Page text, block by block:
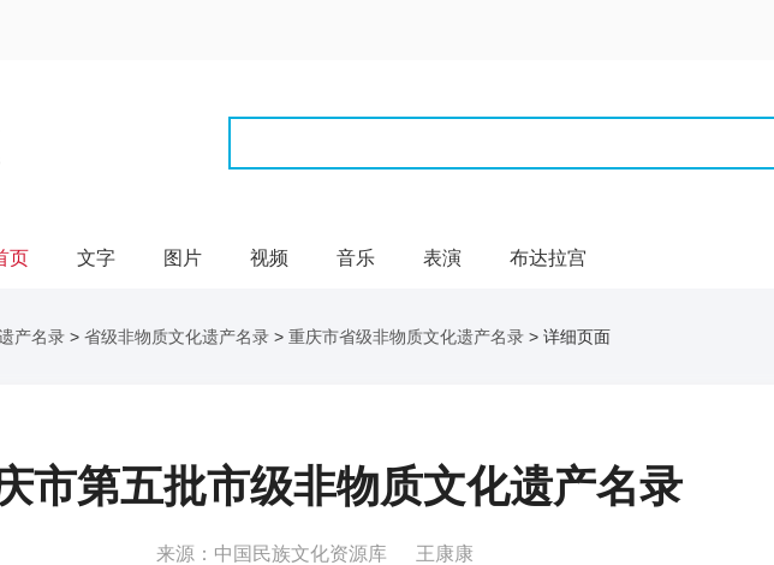
页 文字 图片 视频 音乐 表演 布达拉宫
产名录 > 省级非物质文化遗产名录 > 重庆市省级非物质文化遗产名录 > 详细页面
市第五批市级非物质文化遗产名录
来源：中国民族文化资源库 王康康